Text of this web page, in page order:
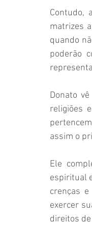
Contudo,
matrizes
quando
poderão
Donato
religiões
assim o
Ele
espiritual
crenças
exercer
direitos